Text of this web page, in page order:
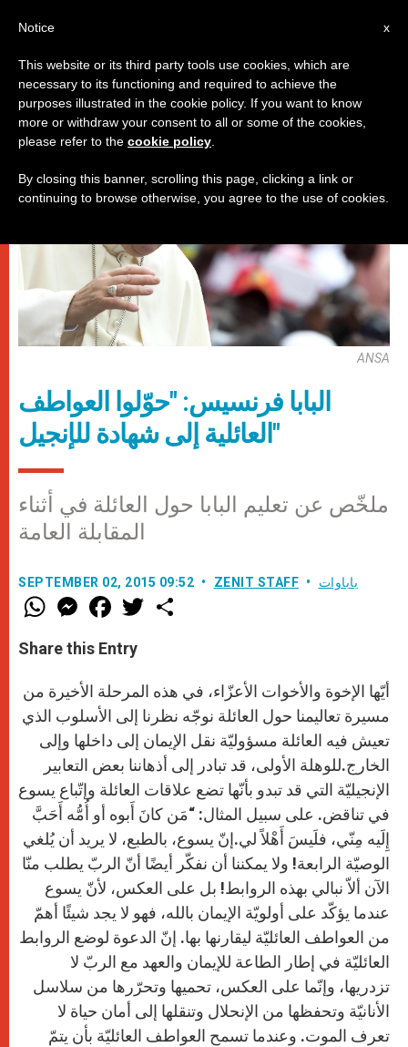
باباوات
ANSA
البابا فرنسيس: "حوّلوا العواطف
العائلية إلى شهادة للإنجيل"
ملخّص عن تعليم البابا حول العائلة في أثناء
المقابلة العامة
SEPTEMBER 02, 2015 09:52 ZENIT STAFF باباوات
W
h
t
s
p
p
M
e
s
e
g
e
r
F
a
e
b
o
k
T
w
r
Share this Entry
أيّها الإخوة والأخوات الأعزّاء، في هذه المرحلة الأخيرة من
مسيرة تعاليمنا حول العائلة نوجّه نظرنا إلى الأسلوب الذي
تعيش فيه العائلة مسؤوليّة نقل الإيمان إلى داخلها وإلى
الخارج.للوهلة الأولى، قد تبادر إلى أذهاننا بعض التعابير
الإنجيليّة التي قد تبدو بأنّها تضع علاقات العائلة وإتّباع يسوع
في تناقض. على سبيل المثال: “مَن كانَ أَبوه أو أُمُّه أَحَبَّ
إِلَيه مِنّي، فلَيسَ أَهْلاً لي.إنّ يسوع، بالطبع، لا يريد أن يُلغي
الوصيّة الرابعة! ولا يمكننا أن نفكّر أيضًا أنّ الربّ يطلب منّا
الآن ألاّ نبالي بهذه الروابط! بل على العكس، لأنّ يسوع
عندما يؤكّد على أولويّة الإيمان بالله، فهو لا يجد شيئًا أهمّ
من العواطف العائليّة ليقارنها بها. إنّ الدعوة لوضع الروابط
العائليّة في إطار الطاعة للإيمان والعهد مع الربّ لا
تزدريها، وإنّما على العكس، تحميها وتحرّرها من سلاسل
الأنانيّة وتحفظها من الإنحلال وتنقلها إلى أمان حياة لا
تعرف الموت. وعندما تسمح العواطف العائليّة بأن يتمّ
x
Notice
This website or its third party tools use cookies, which are
necessary to its functioning and required to achieve the
purposes illustrated in the cookie policy. If you want to know
more or withdraw your consent to all or some of the cookies,
please refer to the cookie policy
By closing this banner, scrolling this page, clicking a link or
continuing to browse otherwise, you agree to the use of cookies.